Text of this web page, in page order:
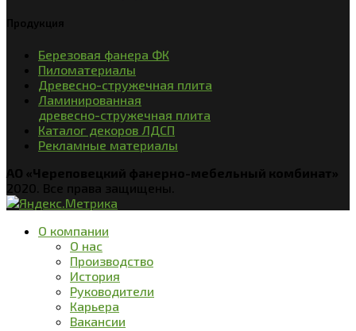
Продукция
Березовая фанера ФК
Пиломатериалы
Древесно-стружечная плита
Ламинированная
древесно-стружечная плита
Каталог декоров ЛДСП
Рекламные материалы
АО «Череповецкий фанерно-мебельный комбинат»
2020. Все права защищены.
О компании
О нас
Производство
История
Руководители
Карьера
Вакансии